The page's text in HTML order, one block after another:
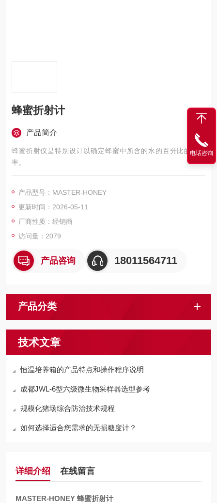
蜂蜜折射计
产品简介
蜂蜜折射仪是特别设计以确定蜂蜜中所含的水的百分比的折射
率。
产品型号：MASTER-HONEY
更新时间：2026-05-11
厂商性质：经销商
访问量：2079
产品咨询 18011564711
产品分类
技术文章
恒温培养箱的产品特点和操作程序说明
成都JWL-6型六级微生物采样器选型参考
规模化猪场综合防治技术规程
如何选择适合您需求的无损糖度计？
详细介绍 在线留言
MASTER-HONEY 蜂蜜折射计
电话咨询